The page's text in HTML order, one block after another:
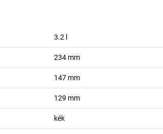
3.2
234 mm
147 mm
129 mm
kék